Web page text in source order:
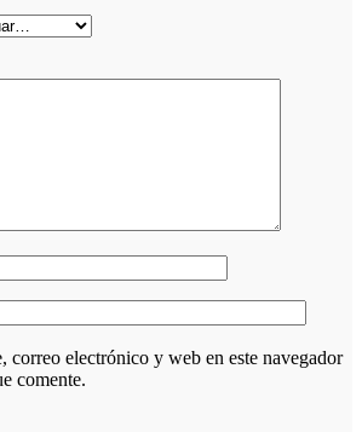
correo electrónico y web en este navegador
comente.